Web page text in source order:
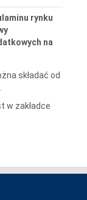
rynku
na
składać od
w zakładce